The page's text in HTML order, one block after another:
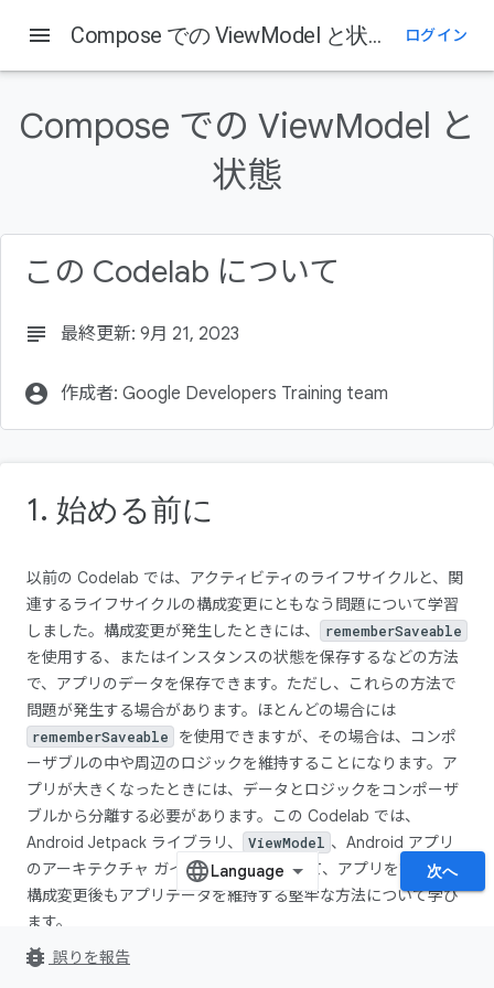
1. 始める前に
前提条件
menu Compose での ViewModel と状態 ログイン
Compose での ViewModel と
状態
この Codelab について
subject 最終更新: 9月 21, 2023
account_circle 作成者: Google Developers Training team
1. 始める前に
以前の Codelab では、アクティビティのライフサイクルと、関
連するライフサイクルの構成変更にともなう問題について学習
しました。構成変更が発生したときには、
rememberSaveable
を使用する、またはインスタンスの状態を保存するなどの方法
で、アプリのデータを保存できます。ただし、これらの方法で
問題が発生する場合があります。ほとんどの場合には
rememberSaveable
を使用できますが、その場合は、コンポ
ーザブルの中や周辺のロジックを維持することになります。ア
プリが大きくなったときには、データとロジックをコンポーザ
ブルから分離する必要があります。この Codelab では、
Android Jetpack ライブラリ、
ViewModel 、Android アプリ
のアーキテクチャ ガイドラインを利用して、アプリを設計し、
構成変更後もアプリデータを維持する堅牢な方法について学び
ます。
Android Jetpack
次へ
bug_report 誤りを報告